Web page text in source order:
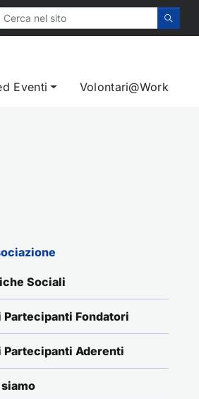
Eventi Volontari@Work
Sociali
Partecipanti Fondatori
Partecipanti Aderenti